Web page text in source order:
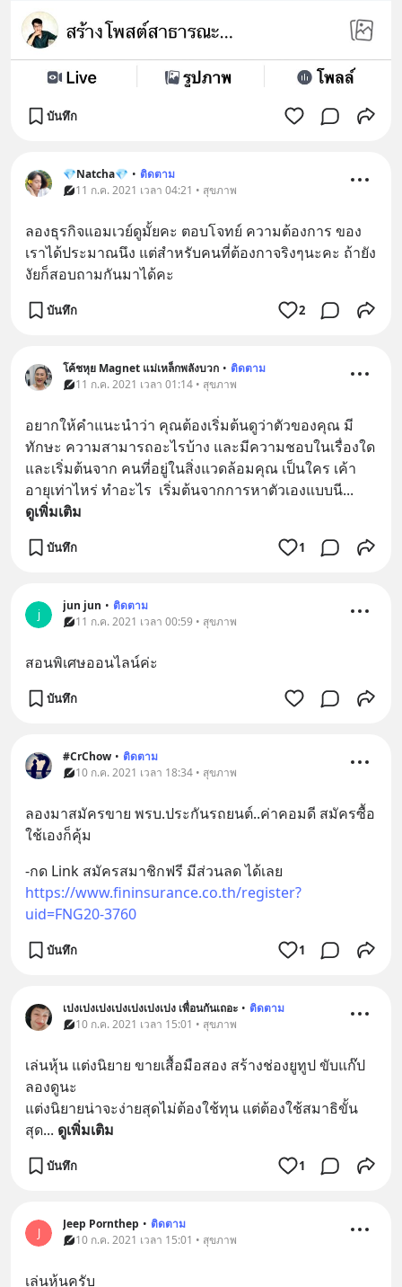
บันทึก
💎Natcha💎 • ติดตาม
11 ก.ค. 2021 เวลา 04:21 • สุขภาพ
ลองธุรกิจแอมเวย์ดูมั้ยคะ ตอบโจทย์ ความต้องการ ของ
เราได้ประมาณนึง แต่สำหรับคนที่ต้องกาจริงๆนะคะ ถ้ายัง
งัยก็สอบถามกันมาได้คะ
บันทึก 2
โค้ชหุย Magnet แม่เหล็กพลังบวก • ติดตาม
11 ก.ค. 2021 เวลา 01:14 • สุขภาพ
อยากให้คำแนะนำว่า คุณต้องเริ่มต้นดูว่าตัวของคุณ มี
ทักษะ ความสามารถอะไรบ้าง และมีความชอบในเรื่องใด
และเริ่มต้นจาก คนที่อยู่ในสิ่งแวดล้อมคุณ เป็นใคร เค้า
อายุเท่าไหร่ ทำอะไร  เริ่มต้นจากการหาตัวเองแบบนี...
ดูเพิ่มเติม
บันทึก 1
j
jun jun • ติดตาม
11 ก.ค. 2021 เวลา 00:59 • สุขภาพ
สอนพิเศษออนไลน์ค่ะ
บันทึก
#CrChow • ติดตาม
10 ก.ค. 2021 เวลา 18:34 • สุขภาพ
ลองมาสมัครขาย พรบ.ประกันรถยนต์..ค่าคอมดี สมัครซื้อ
ใช้เองก็คุ้ม
https://www.fininsurance.co.th/register?
uid=FNG20-3760
บันทึก 1
เปงเปงเปงเปงเปงเปงเปง เพื่อนกันเถอะ • ติดตาม
10 ก.ค. 2021 เวลา 15:01 • สุขภาพ
เล่นหุ้น แต่งนิยาย ขายเสื้อมือสอง สร้างช่องยูทูป ขับแก๊ป
ลองดูนะ
แต่งนิยายน่าจะง่ายสุดไม่ต้องใช้ทุน แต่ต้องใช้สมาธิขั้น
สุด... ดูเพิ่มเติม
บันทึก 1
J
Jeep Pornthep • ติดตาม
10 ก.ค. 2021 เวลา 15:01 • สุขภาพ
เล่นหุ้นครับ